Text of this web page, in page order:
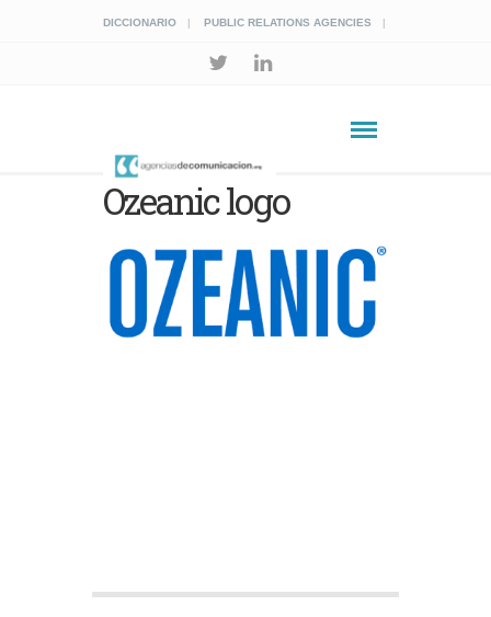
DICCIONARIO PUBLIC RELATIONS AGENCIES
Ozeanic logo